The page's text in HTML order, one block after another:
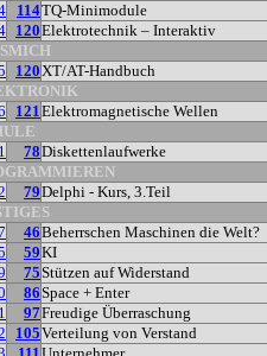
114TQ-Minimodule
120Elektrotechnik – Interaktiv
120XT/AT-Handbuch
121Elektromagnetische Wellen
78Diskettenlaufwerke
79Delphi - Kurs, 3.Teil
46Beherrschen Maschinen die Welt?
59KI
75Stützen auf Widerstand
86Space + Enter
97Freudige Überraschung
105Verteilung von Verstand